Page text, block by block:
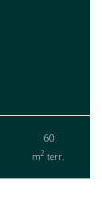
60
m2 terr.